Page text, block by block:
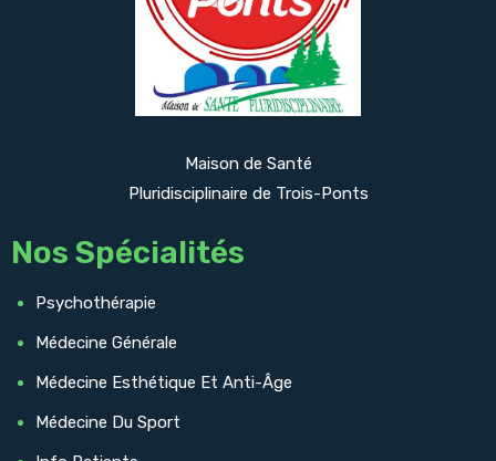
Maison de Santé
Pluridisciplinaire de Trois-Ponts
Nos Spécialités
Psychothérapie
Médecine Générale
Médecine Esthétique Et Anti-Âge
Médecine Du Sport